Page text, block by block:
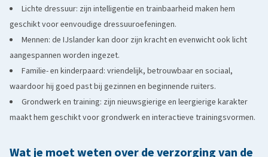
Lichte dressuur: zijn intelligentie en trainbaarheid maken hem
geschikt voor eenvoudige dressuuroefeningen.
Mennen: de IJslander kan door zijn kracht en evenwicht ook licht
aangespannen worden ingezet.
Familie- en kinderpaard: vriendelijk, betrouwbaar en sociaal,
waardoor hij goed past bij gezinnen en beginnende ruiters.
Grondwerk en training: zijn nieuwsgierige en leergierige karakter
maakt hem geschikt voor grondwerk en interactieve trainingsvormen.
Wat je moet weten over de verzorging van de